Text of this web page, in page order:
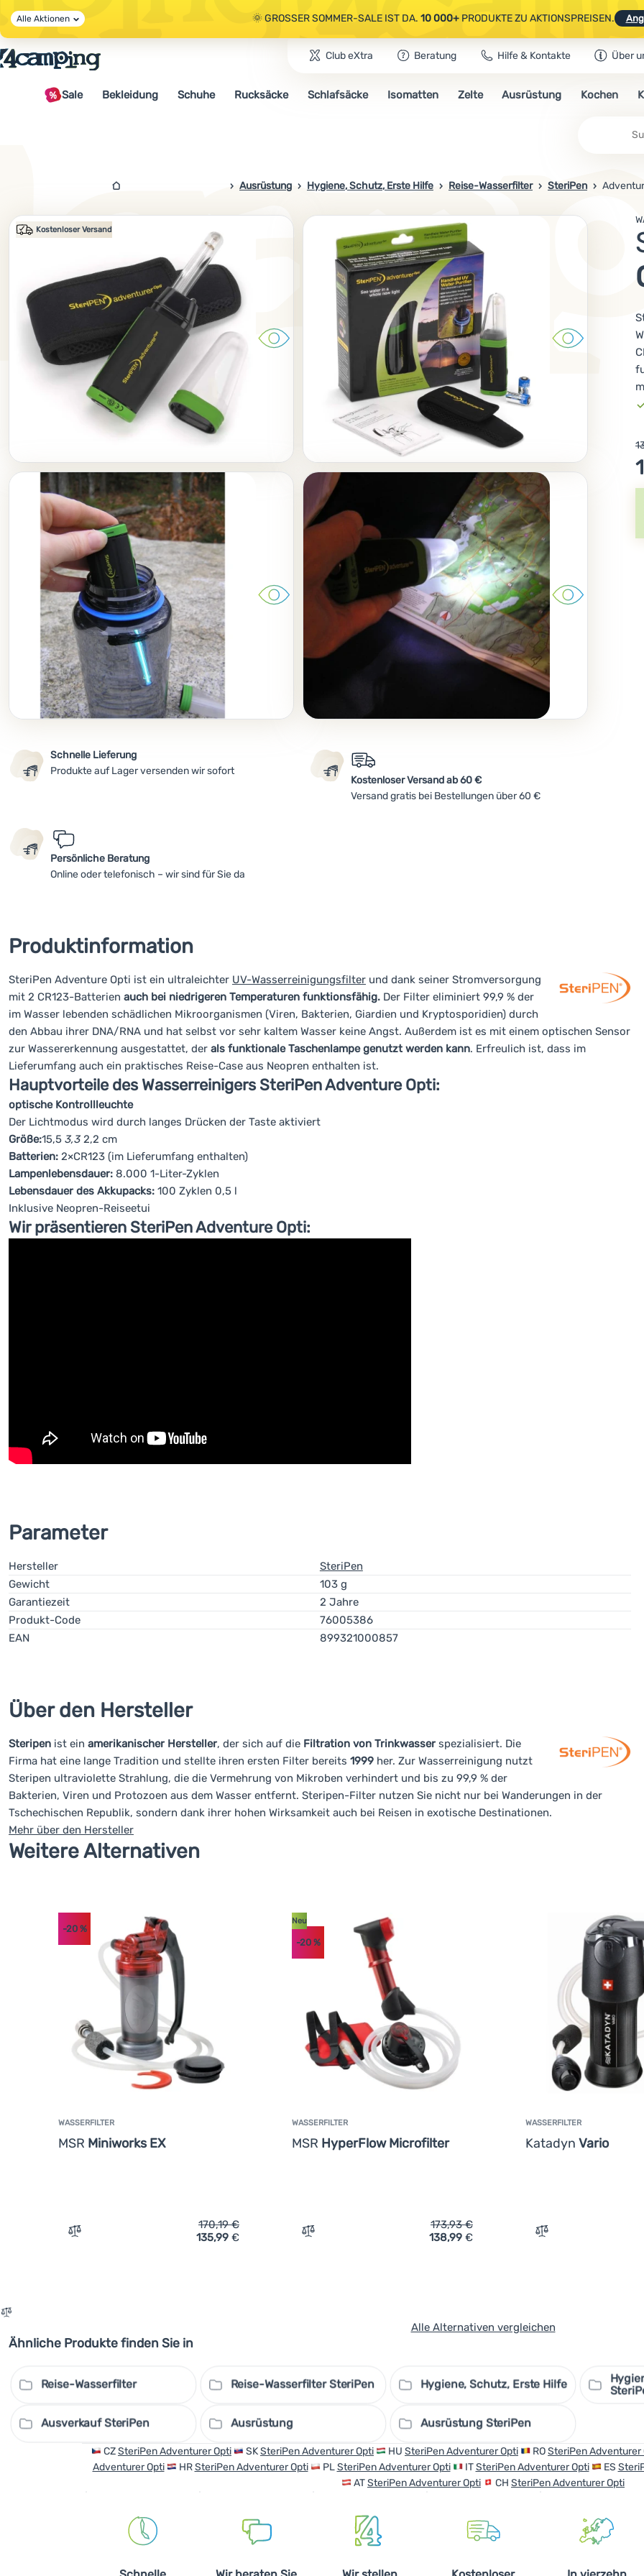
🌞 GROSSER SOMMER-SALE IST DA. 10 000+PRODUKTE ZU AKTIONSPREISEN.
🤫 - 10 % AUF AUSGEWÄHLTE CAMPING- & WANDERAUSRÜSTUNG.CODE OUT10
🌞 GROSSER SOMMER-SALE IST DA.10 000+PRODUKTE ZU AKTIONSPREISEN.
Alle Aktionen
Club eXtra Beratung Hilfe & Kontakte Über
Sale Bekleidung Schuhe Rucksäcke Schlafsäcke Isomatten Zelte Ausrüstung Kochen
4campingshop.de
Ausrüstung Hygiene, Schutz, Erste Hilfe Reise-Wasserfilter SteriPen
Schnelle Lieferung
Produkte auf Lager versenden wir sofort
Kostenloser Versand ab 60 €
Versand gratis bei Bestellungen über 60 €
Persönliche Beratung
Online oder telefonisch – wir sind für Sie da
FotoKostenloser Versand
Produktinformation
SteriPen Adventure Opti ist ein ultraleichter UV-Wasserreinigungsfilter und dank seiner Stromversorgung
mit 2 CR123-Batterien auch bei niedrigeren Temperaturen funktionsfähig. Der Filter eliminiert 99,9 % der
im Wasser lebenden schädlichen Mikroorganismen (Viren, Bakterien, Giardien und Kryptosporidien) durch
den Abbau ihrer DNA/RNA und hat selbst vor sehr kaltem Wasser keine Angst. Außerdem ist es mit einem optischen Sensor
zur Wassererkennung ausgestattet, der als funktionale Taschenlampe genutzt werden kann. Erfreulich ist, dass im
Lieferumfang auch ein praktisches Reise-Case aus Neopren enthalten ist.
Hauptvorteile des Wasserreinigers SteriPen Adventure Opti:
optische Kontrollleuchte
Der Lichtmodus wird durch langes Drücken der Taste aktiviert
Größe:15,5 3,3 2,2 cm
Batterien: 2×CR123 (im Lieferumfang enthalten)
Lampenlebensdauer: 8.000 1-Liter-Zyklen
Lebensdauer des Akkupacks: 100 Zyklen 0,5 l
Inklusive Neopren-Reiseetui
Wir präsentieren SteriPen Adventure Opti:
Parameter
Hersteller
SteriPen
Gewicht
103 g
Garantiezeit
2 Jahre
Produkt-Code
76005386
EAN
899321000857
Über den Hersteller
Steripen ist ein amerikanischer Hersteller, der sich auf die Filtration von Trinkwasserspezialisiert. Die
Firma hat eine lange Tradition und stellte ihren ersten Filter bereits 1999 her. Zur Wasserreinigung nutzt
Steripen ultraviolette Strahlung, die die Vermehrung von Mikroben verhindert und bis zu 99,9 % der
Bakterien, Viren und Protozoen aus dem Wasser entfernt. Steripen-Filter nutzen Sie nicht nur bei Wanderungen in der
Tschechischen Republik, sondern dank ihrer hohen Wirksamkeit auch bei Reisen in exotische Destinationen.
Mehr über den Hersteller
Weitere Alternativen
WASSERFILTER
MSR Miniworks EX
-20%
Vergleichen
170,19€
135,99 €
WASSERFILTER
MSR HyperFlow Microfilter
Neu
-20%
Vergleichen
173,93€
138,99 €
WASSERFILTER
Katadyn Vario
Vergleichen
Alle Alternativen vergleichen
Ähnliche Produkte finden Sie in
Reise-Wasserfilter Reise-Wasserfilter SteriPen Hygiene, Schutz, Erste Hilfe
Ausverkauf SteriPen Ausrüstung Ausrüstung SteriPen
CZSteriPen Adventurer Opti SKSteriPen Adventurer Opti HU SteriPen Adventurer Opti ROSteriPen Adventurer
Adventurer Opti
HRSteriPen Adventurer Opti PLSteriPen Adventurer Opti ITSteriPen Adventurer Opti ES
ATSteriPen Adventurer Opti CH SteriPen Adventurer Opti